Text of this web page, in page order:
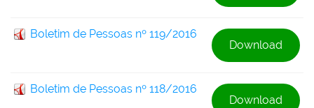
Boletim de Pessoas nº 119/2016
Download
Boletim de Pessoas nº 118/2016
Download